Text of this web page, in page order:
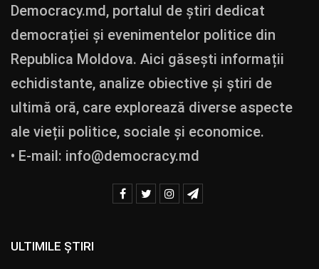
Democracy.md, portalul de știri dedicat
democrației și evenimentelor politice din
Republica Moldova. Aici găsești informații
echidistante, analize obiective și știri de
ultimă oră, care explorează diverse aspecte
ale vieții politice, sociale și economice.
• E-mail: info@democracy.md
ULTIMILE ȘTIRI